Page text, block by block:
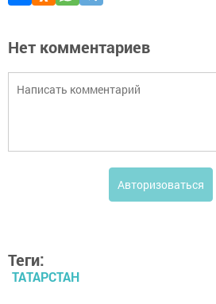
Нет комментариев
Авторизоваться
Теги:
ТАТАРСТАН